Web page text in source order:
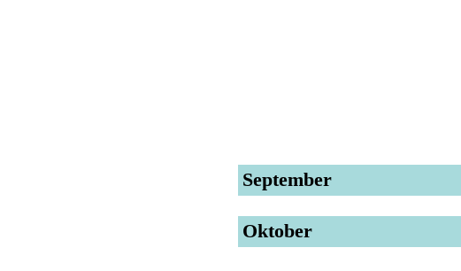
September
Oktober